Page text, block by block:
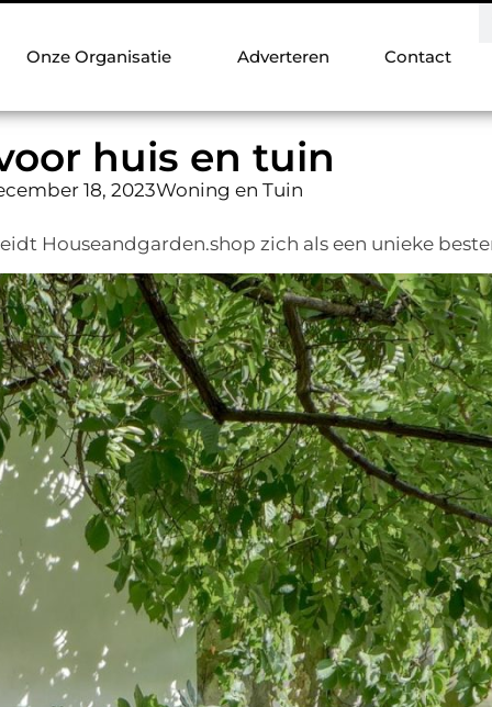
Onze Organisatie Adverteren Contact
huis en tuin
18, 2023Woning en Tuin
Houseandgarden.shop zich als een unieke